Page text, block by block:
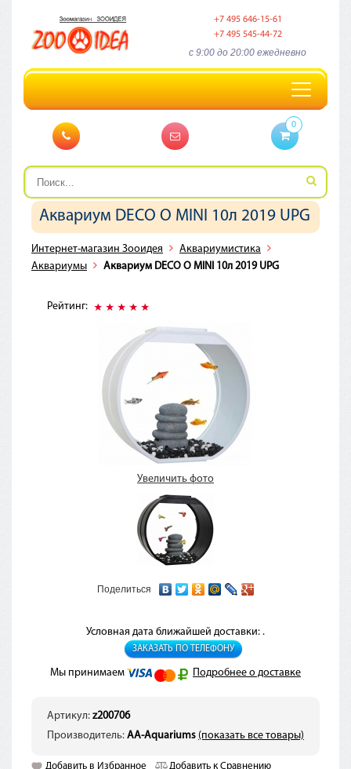
+7 495 646-15-61
+7 495 545-44-72
c 9:00 до 20:00 ежедневно
Toggle
navigation
0
Аквариум DECO O MINI 10л 2019 UPG
Интернет-магазин Зооидея
Аквариумистика
Аквариумы
Аквариум DECO O MINI 10л 2019 UPG
Рейтинг:
Увеличить фото
Поделиться
Условная дата ближайшей доставки: .
ЗАКАЗАТЬ ПО ТЕЛЕФОНУ
Мы принимаем Подробнее о доставке
Артикул: z200706
Производитель: AA-Aquariums (показать все товары)
Добавить в Избранное Добавить к Сравнению